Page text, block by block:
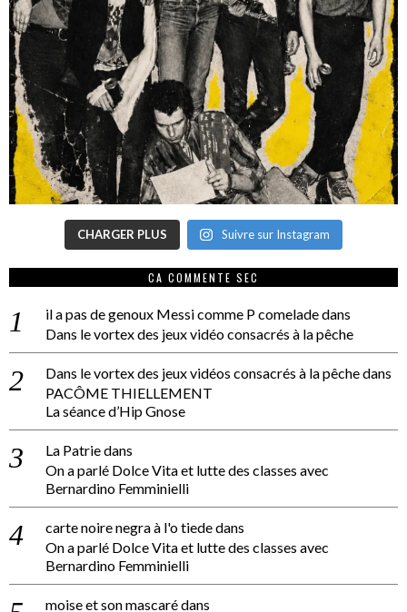
CHARGER PLUS Suivre sur Instagram
CA COMMENTE SEC
il a pas de genoux Messi comme P comeladedans
Dans le vortex des jeux vidéo consacrés à la pêche
Dans le vortex des jeux vidéos consacrés à la pêchedans
PACÔME THIELLEMENT
La séance d’Hip Gnose
La Patriedans
On a parlé Dolce Vita et lutte des classes avec
Bernardino Femminielli
carte noire negra à l'o tiededans
On a parlé Dolce Vita et lutte des classes avec
Bernardino Femminielli
moise et son mascarédans